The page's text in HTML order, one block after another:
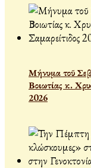
Μήνυμα τοῦ
Βοιωτίας κ.
2026